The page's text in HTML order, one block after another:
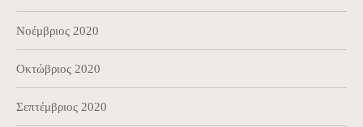
Νοέμβριος 2020
Οκτώβριος 2020
Σεπτέμβριος 2020